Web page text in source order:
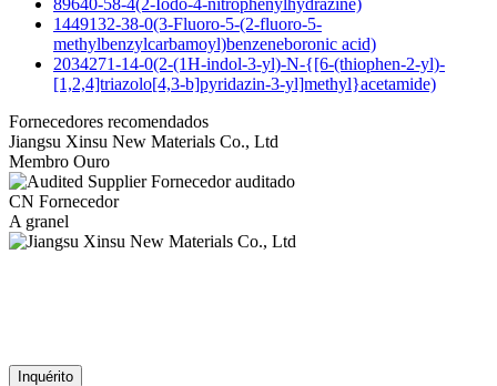
1449132-38-0(3-Fluoro-5-(2-fluoro-5-
methylbenzylcarbamoyl)benzeneboronic acid)
2034271-14-0(2-(1H-indol-3-yl)-N-{[6-(thiophen-2-yl)-
[1,2,4]triazolo[4,3-b]pyridazin-3-yl]methyl}acetamide)
Fornecedores recomendados
Jiangsu Xinsu New Materials Co., Ltd
Membro Ouro
Fornecedor auditado
CN Fornecedor
A granel
Inquérito